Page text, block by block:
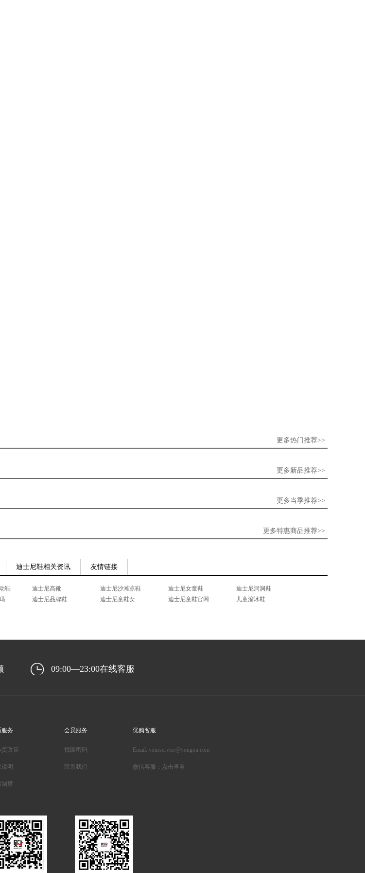
更多热门推荐>>
更多新品推荐>>
更多当季推荐>>
更多特惠商品推荐>>
迪士尼鞋相关资讯 友情链接
鞋 迪士尼高靴 迪士尼沙滩凉鞋 迪士尼女童鞋
迪士尼洞洞鞋
迪士尼品牌鞋 迪士尼童鞋女 迪士尼童鞋官网
儿童溜冰鞋
09:00—23:00在线客服
服务
货政策
说明
制度
会员服务
找回密码
联系我们
优购客服
Email: yourservice@yougou.com
微信客服：点击查看